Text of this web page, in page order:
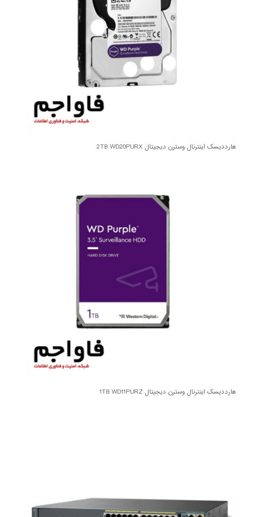
هارددیسک اینترنال وسترن دیجیتال 2TB WD20PURX
هارددیسک اینترنال وسترن دیجیتال 1TB WD11PURZ